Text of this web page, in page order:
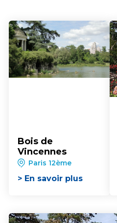
Bois de
Vincennes
Paris 12ème
> En savoir plus